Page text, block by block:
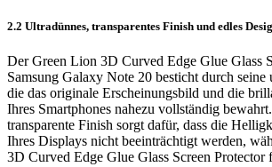
2.2 Ultradünnes, transparentes Finish und edles
Der Green Lion 3D Curved Edge Glue Glass
Samsung Galaxy Note 20 besticht durch seine
die das originale Erscheinungsbild und die
Ihres Smartphones nahezu vollständig
transparente Finish sorgt dafür, dass die
Ihres Displays nicht beeinträchtigt werden,
3D Curved Edge Glue Glass Screen Protector